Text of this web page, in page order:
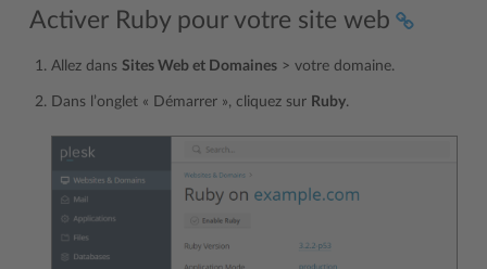
Activer Ruby pour votre site web
Allez dans Sites Web et Domaines > votre domaine.
Dans l’onglet « Démarrer », cliquez sur Ruby.